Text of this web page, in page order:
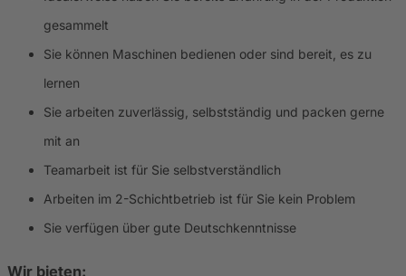
gesammelt
Sie können Maschinen bedienen oder sind bereit, es zu
lernen
Sie arbeiten zuverlässig, selbstständig und packen gerne
mit an
Teamarbeit ist für Sie selbstverständlich
Arbeiten im 2-Schichtbetrieb ist für Sie kein Problem
Sie verfügen über gute Deutschkenntnisse
Wir bieten: